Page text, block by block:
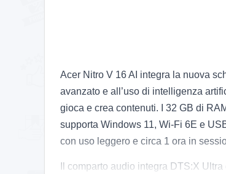
Acer Nitro V 16 AI integra la nuova
avanzato e all’uso di intelligenza
gioca e crea contenuti. I 32 GB di
supporta Windows 11, Wi-Fi 6E e
con uso leggero e circa 1 ora in
Il comparto audio integra DTS:X